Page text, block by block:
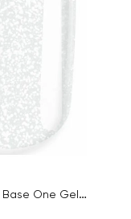
UV stavebný gél na nechty Silcare Base One Gel – Shimmer Milkshake, 50g